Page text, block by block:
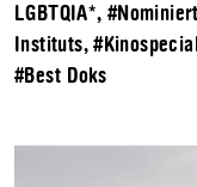
LGBTQIA*,
Instituts,
#Best Doks